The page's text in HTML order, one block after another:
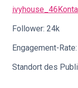
ivyhouse_46
Follower: 24k
Engagement-
Standort des